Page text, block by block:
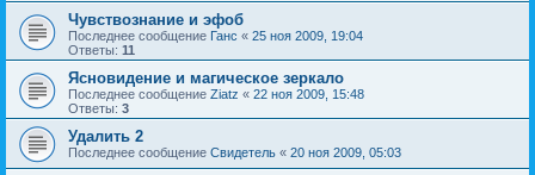
Чувствознание и эфоб
Последнее сообщение Ганс « 25 ноя 2009, 19:04
Ответы: 11
Ясновидение и магическое зеркало
Последнее сообщение Ziatz « 22 ноя 2009, 15:48
Ответы: 3
Удалить 2
Последнее сообщение Свидетель « 20 ноя 2009, 05:03